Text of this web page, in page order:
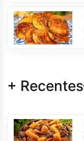
+ Recentes